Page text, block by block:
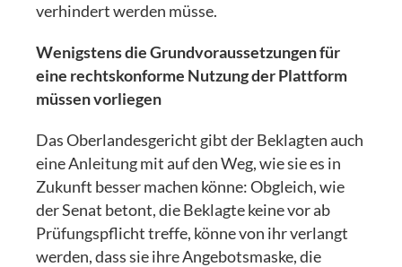
verhindert werden müsse.
Wenigstens die Grundvoraussetzungen für
eine rechtskonforme Nutzung der Plattform
müssen vorliegen
Das Oberlandesgericht gibt der Beklagten auch
eine Anleitung mit auf den Weg, wie sie es in
Zukunft besser machen könne: Obgleich, wie
der Senat betont, die Beklagte keine vor ab
Prüfungspflicht treffe, könne von ihr verlangt
werden, dass sie ihre Angebotsmaske, die